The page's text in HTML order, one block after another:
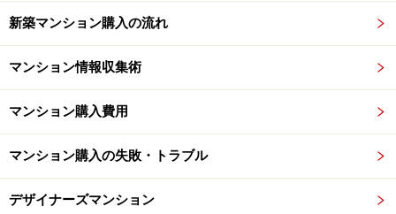
模様を巧みな演出で表現しています。登場人物の喜怒哀
末端ながら不動産業界に身を置いていた筆者の『正直不
動産』に対する率直な感想として、ここまで業界のダー
クサイド（裏事情）を赤裸々にドラマ化したNHKに対
し、不動産各社や業界団体から「お叱りの声」がないの
新築マンション購入の流れ
マンション情報収集術
マンション購入費用
マンション購入の失敗・トラブル
デザイナーズマンション